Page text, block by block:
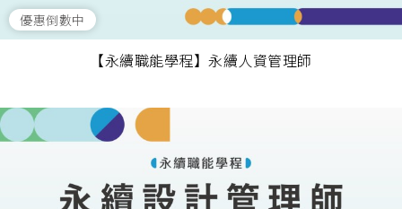
優惠倒數中
【永續職能學程】永續人資管理師